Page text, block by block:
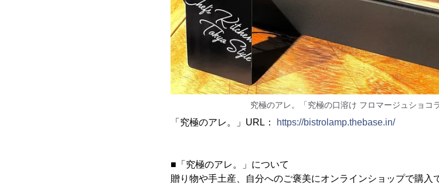
究極のアレ。「究極の口溶け フロマージュショコ
「究極のアレ。」URL： https://bistrolamp.thebase.in/
■「究極のアレ。」について
贈り物や手土産、自分へのご褒美にオンラインショップで購